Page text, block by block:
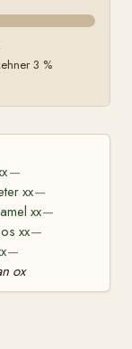
3 %
—
xx—
xx—
xx—
—
ox